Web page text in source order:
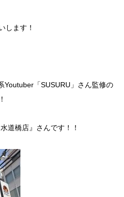
します！
Youtuber「SUSURU」さん監修の
道橋店』さんです！！